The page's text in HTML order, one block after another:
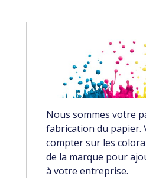
Nous sommes votre
fabrication du papier.
compter sur les
de la marque pour
à votre entreprise.